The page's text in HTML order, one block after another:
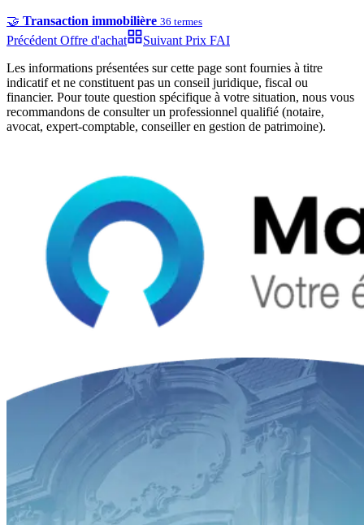
🤝 Transaction immobilière 36 termes
Précédent Offre d'achat Suivant Prix FAI
Les informations présentées sur cette page sont fournies à titre
indicatif et ne constituent pas un conseil juridique, fiscal ou
financier. Pour toute question spécifique à votre situation, nous vous
recommandons de consulter un professionnel qualifié (notaire,
avocat, expert-comptable, conseiller en gestion de patrimoine).